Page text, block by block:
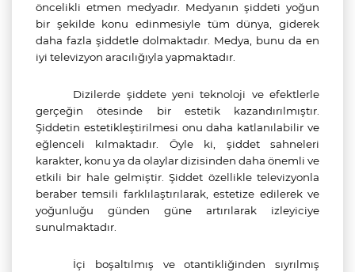
öncelikli etmen medyadır. Medyanın şiddeti yoğun
bir şekilde konu edinmesiyle tüm dünya, giderek
daha fazla şiddetle dolmaktadır. Medya, bunu da en
iyi televizyon aracılığıyla yapmaktadır.
Dizilerde şiddete yeni teknoloji ve efektlerle
gerçeğin ötesinde bir estetik kazandırılmıştır.
Şiddetin estetikleştirilmesi onu daha katlanılabilir ve
eğlenceli kılmaktadır. Öyle ki, şiddet sahneleri
karakter, konu ya da olaylar dizisinden daha önemli ve
etkili bir hale gelmiştir. Şiddet özellikle televizyonla
beraber temsili farklılaştırılarak, estetize edilerek ve
yoğunluğu günden güne artırılarak izleyiciye
sunulmaktadır.
İçi boşaltılmış ve otantikliğinden sıyrılmış